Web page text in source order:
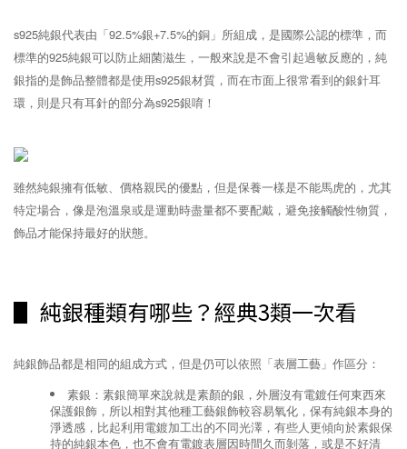
s925純銀代表由「92.5%銀+7.5%的銅」所組成，是國際公認的標準，而
標準的925純銀可以防⽌細菌滋生，一般來說是不會引起過敏反應的，純
銀指的是飾品整體都是使用s925銀材質，⽽在市面上很常看到的銀針耳
環，則是只有耳針的部分為s925銀唷！
雖然純銀擁有低敏、價格親民的優點，但是保養一樣是不能馬虎的，尤其
特定場合，像是泡溫泉或是運動時盡量都不要配戴，避免接觸酸性物質，
飾品才能保持最好的狀態。
▋ 純銀種類有哪些？經典3類一次看
純銀飾品都是相同的組成方式，但是仍可以依照「表層工藝」作區分：
素銀：素銀簡單來說就是素顏的銀，外層沒有電鍍任何東西來
保護銀飾，所以相對其他種工藝銀飾較容易氧化，保有純銀本身的
淨透感，比起利用電鍍加工出的不同光澤，有些人更傾向於素銀保
持的純銀本色，也不會有電鍍表層因時間久而剝落，或是不好清